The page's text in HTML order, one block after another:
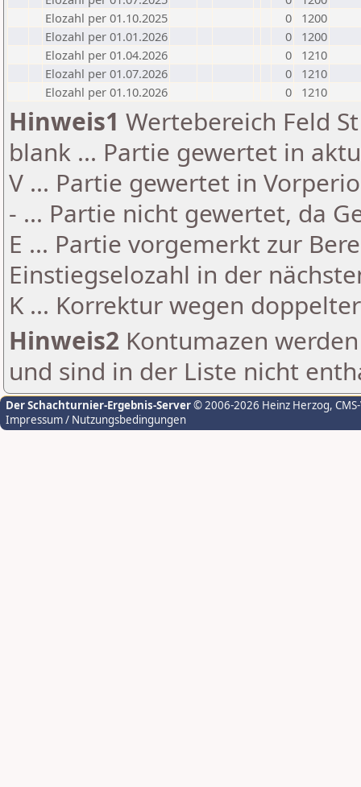
Elozahl per 01.10.2025
0
1200
Elozahl per 01.01.2026
0
1200
Elozahl per 01.04.2026
0
1210
Elozahl per 01.07.2026
0
1210
Elozahl per 01.10.2026
0 1210
Hinweis1 Wertebereich Feld
blank ... Partie gewertet in
V ... Partie gewertet in
- ... Partie nicht gewertet, da
E ... Partie vorgemerkt zur
Einstiegselozahl in der
K ... Korrektur wegen
Hinweis2 Kontumazen
und sind in der Liste nicht
Der Schachturnier-Ergebnis-Server© 2006-2026 Heinz Herzog,
Impressum / Nutzungsbedingungen